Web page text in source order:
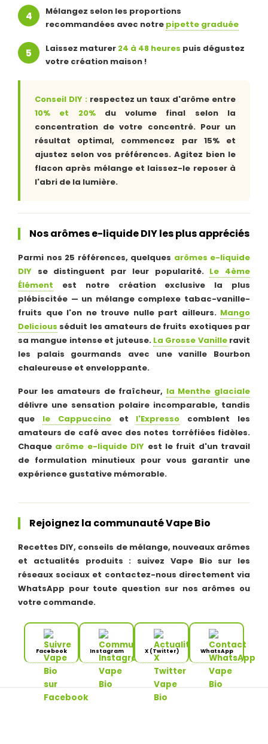
Mélangez selon les proportions
recommandées avec notre pipette graduée
Laissez maturer 24 à 48 heures puis dégustez
votre création maison !
Conseil DIY :respectez un taux d'arôme entre
10% et 20%du volume final selon la
concentration de votre concentré. Pour un
résultat optimal, commencez par 15% et
ajustez selon vos préférences. Agitez bien le
flacon après mélange et laissez-le reposer à
l'abri de la lumière.
Nos arômes e-liquide DIY les plus appréciés
Parmi nos 25 références, quelques arômes e-liquide
DIY se distinguent par leur popularité. Le 4ème
Élément est notre création exclusive la plus
plébiscitée — un mélange complexe tabac-vanille-
fruits que l'on ne trouve nulle part ailleurs. Mango
Delicious séduit les amateurs de fruits exotiques par
sa mangue intense et juteuse. La Grosse Vanilleravit
les palais gourmands avec une vanille Bourbon
chaleureuse et enveloppante.
Pour les amateurs de fraîcheur, la Menthe glaciale
délivre une sensation polaire incomparable, tandis
que le Cappuccinoet l'Expresso comblent les
amateurs de café avec des notes torréfiées fidèles.
Chaque arôme e-liquide DIY est le fruit d'un travail
de formulation minutieux pour vous garantir une
expérience gustative mémorable.
Rejoignez la communauté Vape Bio
Recettes DIY, conseils de mélange, nouveaux arômes
et actualités produits : suivez Vape Bio sur les
réseaux sociaux et contactez-nous directement via
WhatsApp pour toute question sur nos arômes ou
votre commande.
Facebook Instagram X (Twitter) WhatsApp